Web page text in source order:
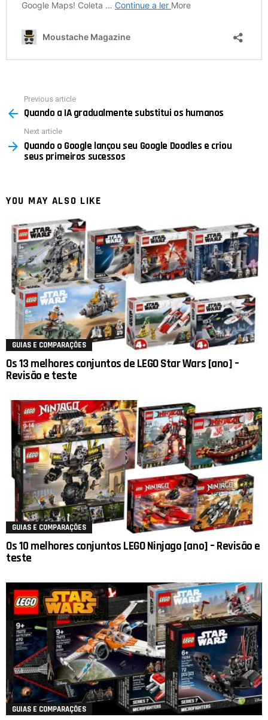
more
Previous article
Quando a IA gradualmente substitui os humanos
Next article
Quando o Google lançou seu Google Doodles e criou
seus primeiros sucessos
YOU MAY ALSO LIKE
GUIAS E COMPARAÇÕES
Os 13 melhores conjuntos de LEGO Star Wars [ano] –
Revisão e teste
GUIAS E COMPARAÇÕES
Os 10 melhores conjuntos LEGO Ninjago [ano] – Revisão e
teste
GUIAS E COMPARAÇÕES